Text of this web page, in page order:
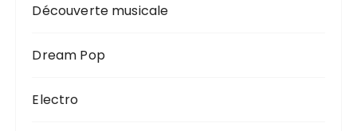
Découverte musicale
Dream Pop
Electro